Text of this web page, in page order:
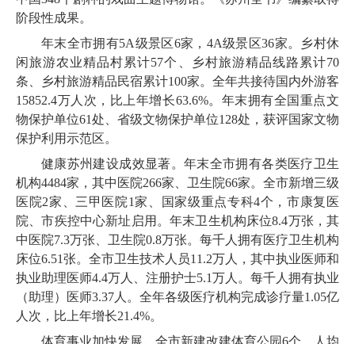
阶段性成果。
年末全市拥有5A级景区6家， 4A级景区36家。乡村休
闲旅游农业精品村累计57个、乡村旅游精品线路累计70
条、乡村旅游精品民宿累计100家。全年共接待国内外游客
15852.4万人次，比上年增长63.6%。年末拥有全国重点文
物保护单位61处、省级文物保护单位128处，获评国家文物
保护利用示范区。
健康苏州建设成效显著。年末全市拥有各类医疗卫生
机构4484家，其中医院266家、卫生院66家。全市新增三级
医院2家、三甲医院1家、国家级重点专科4个，市康复医
院、市疾控中心新址启用。年末卫生机构床位8.4万张，其
中医院7.3万张、卫生院0.8万张。每千人拥有医疗卫生机构
床位6.51张。全市卫生技术人员11 .2万人，其中执业医师和
执业助理医师4.4万人、注册护士5.1万人。每千人拥有执业
（助理）医师3.37 人。全年各级医疗机构完成诊疗量1 .05亿
人次，比上年增长21 .4%。